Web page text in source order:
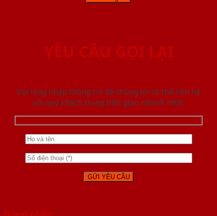
YÊU CẦU GỌI LẠI
Vui lòng nhập thông tin để chúng tôi có thể liên hệ
với quý khách trong thời gian nhanh nhất.